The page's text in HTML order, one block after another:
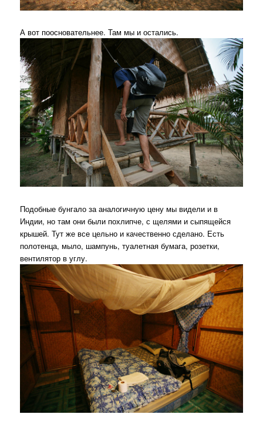
А вот поосновательнее. Там мы и остались.
Подобные бунгало за аналогичную цену мы видели и в
Индии, но там они были похлипче, с щелями и сыпящейся
крышей. Тут же все цельно и качественно сделано. Есть
полотенца, мыло, шампунь, туалетная бумага, розетки,
вентилятор в углу.